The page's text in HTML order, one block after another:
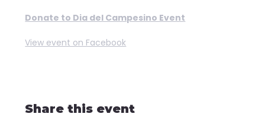
Donate to Dia del Campesino Event
View event on Facebook
Share this event